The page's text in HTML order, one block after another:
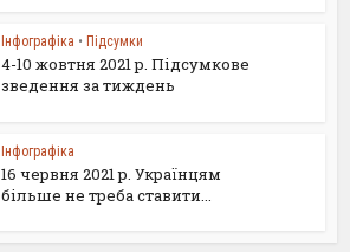
Інфографіка • Підсумки
4-10 жовтня 2021 р. Підсумкове
зведення за тиждень
Інфографіка
16 червня 2021 р. Українцям
більше не треба ставити...